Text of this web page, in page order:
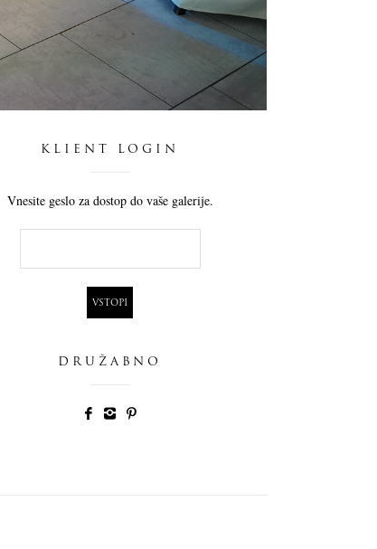
KLIENT LOGIN
Vnesite geslo za dostop do vaše galerije.
DRUŽABNO